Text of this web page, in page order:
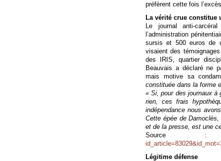
préfèrent cette fois
La vérité crue constitue
Le journal anti-
l’administration
sursis et 500 euros de
visaient des
des IRIS, quartier
Beauvais a déclaré ne
mais motive sa
constituée dans la forme
« Si, pour des journaux à
rien, ces frais
indépendance nous
Cette épée de Damoclès,
et de la presse, est une
Légitime défense